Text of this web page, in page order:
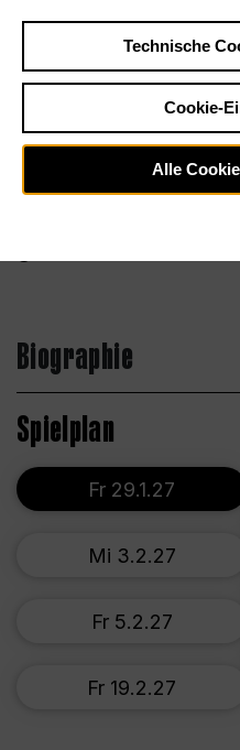
Biographie
Spielplan
Fr 29.1.27
Mi 3.2.27
Fr 5.2.27
Fr 19.2.27
Technische
Cookie-
Alle